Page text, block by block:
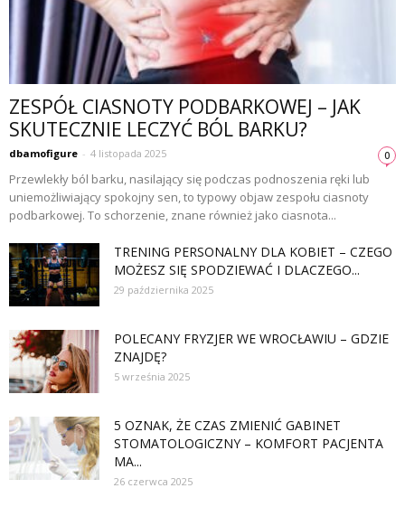
ZESPÓŁ CIASNOTY PODBARKOWEJ – JAK
SKUTECZNIE LECZYĆ BÓL BARKU?
dbamofigure - 4 listopada 2025 0
Przewlekły ból barku, nasilający się podczas podnoszenia ręki lub
uniemożliwiający spokojny sen, to typowy objaw zespołu ciasnoty
podbarkowej. To schorzenie, znane również jako ciasnota...
TRENING PERSONALNY DLA KOBIET – CZEGO
MOŻESZ SIĘ SPODZIEWAĆ I DLACZEGO...
29 października 2025
POLECANY FRYZJER WE WROCŁAWIU – GDZIE
ZNAJDĘ?
5 września 2025
5 OZNAK, ŻE CZAS ZMIENIĆ GABINET
STOMATOLOGICZNY – KOMFORT PACJENTA
MA...
26 czerwca 2025